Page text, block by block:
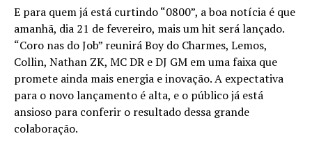
E para quem já está curtindo “0800”, a boa notícia é que
amanhã, dia 21 de fevereiro, mais um hit será lançado.
“Coro nas do Job” reunirá Boy do Charmes, Lemos,
Collin, Nathan ZK, MC DR e DJ GM em uma faixa que
promete ainda mais energia e inovação. A expectativa
para o novo lançamento é alta, e o público já está
ansioso para conferir o resultado dessa grande
colaboração.